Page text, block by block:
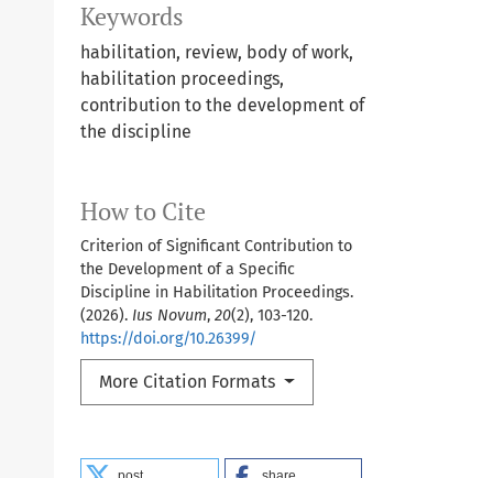
Keywords
habilitation, review, body of work,
habilitation proceedings,
contribution to the development of
the discipline
How to Cite
Criterion of Significant Contribution to
the Development of a Specific
Discipline in Habilitation Proceedings.
(2026). Ius Novum, 20(2), 103-120.
https://doi.org/10.26399/
More Citation Formats